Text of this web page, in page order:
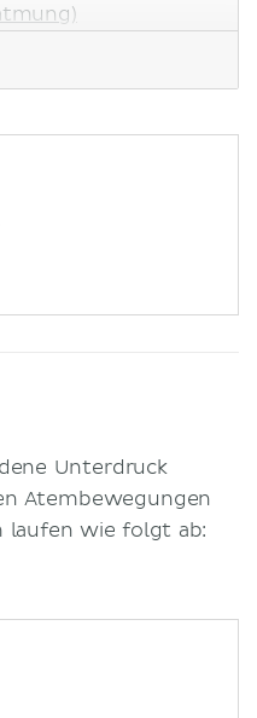
Unterdruck
Atembewegungen
laufen wie folgt ab: